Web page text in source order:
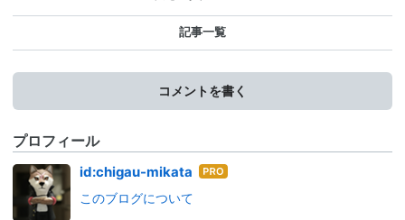
記事一覧
コメントを書く
プロフィール
id:chigau-mikata はて
このブログについて